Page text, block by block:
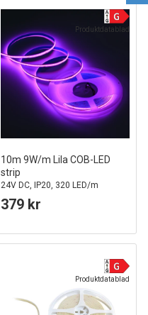
Produktdatablad
10m 9W/m Lila COB-LED
strip
24V DC, IP20, 320 LED/m
379 kr
Produktdatablad